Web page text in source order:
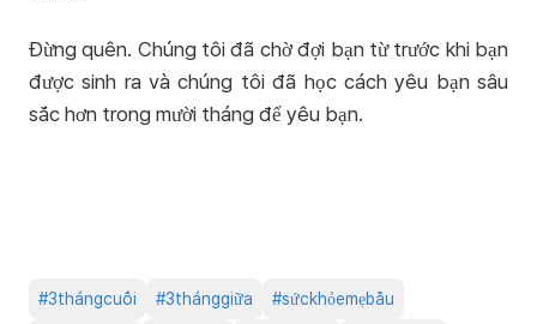
Đừng quên. Chúng tôi đã chờ đợi bạn từ trước khi bạn
được sinh ra và chúng tôi đã học cách yêu bạn sâu
sắc hơn trong mười tháng để yêu bạn.
#3thángcuối #3thánggiữa #sứckhỏemẹbầu